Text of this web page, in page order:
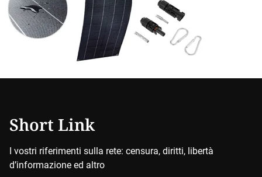
Short Link
I vostri riferimenti sulla rete: censura, diritti, libertà
d’informazione ed altro